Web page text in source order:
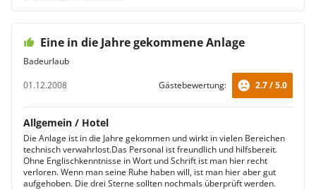
Eine in die Jahre gekommene Anlage
Badeurlaub
01.12.2008
Gästebewertung: 2.7 / 5.0
Allgemein / Hotel
Die Anlage ist in die Jahre gekommen und wirkt in vielen Bereichen
technisch verwahrlost.Das Personal ist freundlich und hilfsbereit.
Ohne Englischkenntnisse in Wort und Schrift ist man hier recht
verloren. Wenn man seine Ruhe haben will, ist man hier aber gut
aufgehoben. Die drei Sterne sollten nochmals überprüft werden.